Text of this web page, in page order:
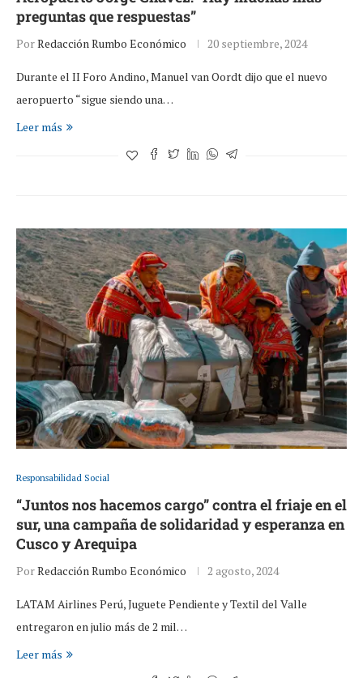
preguntas que respuestas”
PorRedacción Rumbo Económico 20 septiembre, 2024
Durante el II Foro Andino, Manuel van Oordt dijo que el nuevo
aeropuerto “sigue siendo una…
Leer más
Responsabilidad Social
“Juntos nos hacemos cargo” contra el friaje en el
sur, una campaña de solidaridad y esperanza en
Cusco y Arequipa
PorRedacción Rumbo Económico 2 agosto, 2024
LATAM Airlines Perú, Juguete Pendiente y Textil del Valle
entregaron en julio más de 2 mil…
Leer más